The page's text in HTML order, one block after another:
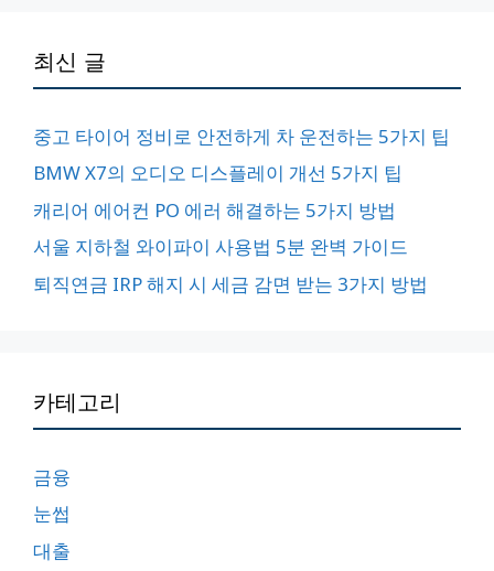
최신 글
중고 타이어 정비로 안전하게 차 운전하는 5가지 팁
BMW X7의 오디오 디스플레이 개선 5가지 팁
캐리어 에어컨 PO 에러 해결하는 5가지 방법
서울 지하철 와이파이 사용법 5분 완벽 가이드
퇴직연금 IRP 해지 시 세금 감면 받는 3가지 방법
카테고리
금융
눈썹
대출